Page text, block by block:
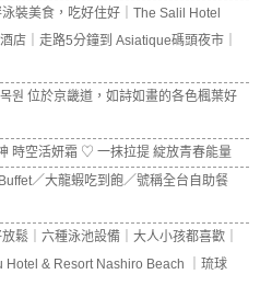
裝美食，吃好住好｜The Salil Hotel
店｜走路5分鐘到 Asiatique碼頭夜市｜
원 位於京畿道，如詩如畫的各色楓葉好
時空活妍霜 ♡ 一抹拉提 綻放青春能量
／大龍蝦吃到飽／號稱全台自助餐
鬆｜六種泳池設備｜大人小孩都喜歡｜
Hotel & Resort Nashiro Beach ｜琉球